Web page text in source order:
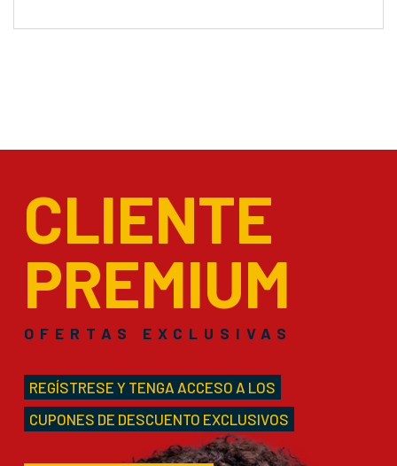
CLIENTE
PREMIUM
OFERTAS EXCLUSIVAS
REGÍSTRESE Y TENGA ACCESO A LOS
CUPONES DE DESCUENTO EXCLUSIVOS